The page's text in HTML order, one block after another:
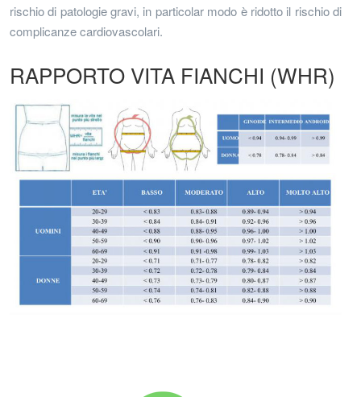
rischio di patologie gravi, in particolar modo è ridotto il rischio di
complicanze cardiovascolari.
RAPPORTO VITA FIANCHI (WHR)